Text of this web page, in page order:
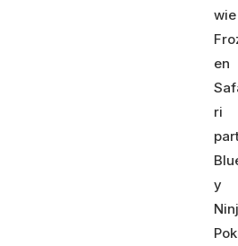
wie
en
ri
y